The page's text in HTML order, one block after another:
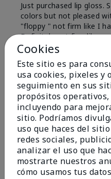
Just purchased lip gloss.
colors but not pleased
"floppy " not firm like I
Definitely not firm like
Mostrar Traducción
ConclusiónSí,
¿Le ha
opinión?
8 1
Marcar esta opinión
Cookies
Este sitio es para
usa cookies, pixeles y
seguimiento en sus
propósitos
incluyendo para
sitio. Podríamos
uso que haces del
redes sociales,
analizar el uso que
mostrarte nuestros
cómo usamos tus